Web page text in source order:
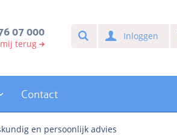
07 000
terug
SearchInloggen
Contact
en persoonlijk advies